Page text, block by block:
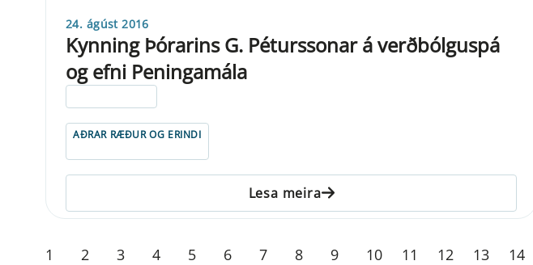
24. ágúst 2016
Kynning Þórarins G. Péturssonar á verðbólguspá
og efni Peningamála
AÐRAR RÆÐUR OG ERINDI
Lesa meira
1 2 3 4 5 6 7 8 9 10 11 12 13 14